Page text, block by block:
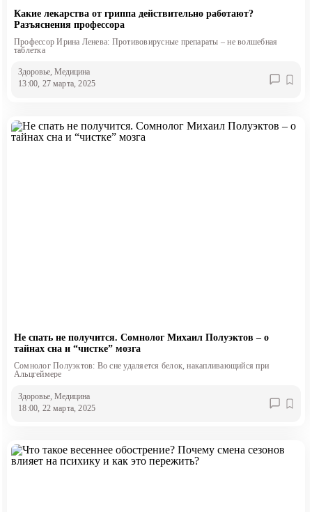
Какие лекарства от гриппа действительно работают?
Разъяснения профессора
Профессор Ирина Ленева: Противовирусные препараты – не волшебная
таблетка
Здоровье, Медицина
13:00, 27 марта, 2025
Не спать не получится. Сомнолог Михаил Полуэктов – о
тайнах сна и “чистке” мозга
Сомнолог Полуэктов: Во сне удаляется белок, накапливающийся при
Альцгеймере
Здоровье , Медицина
18:00, 22 марта, 2025